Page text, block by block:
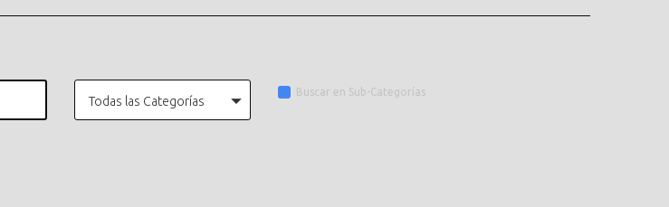
Todas las Categorías
Buscar en Sub-Categorías